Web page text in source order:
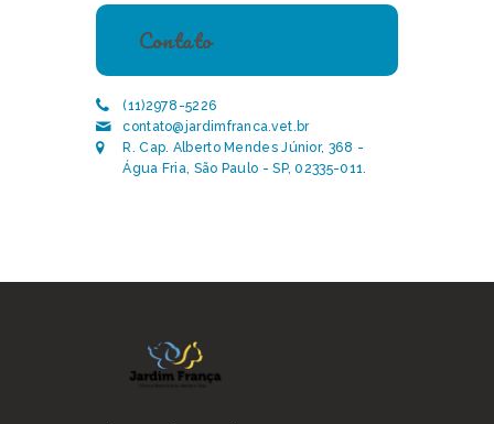
Contato
(11)2978-5226
contato@jardimfranca.vet.br
R. Cap. Alberto Mendes Júnior, 368 -
Água Fria, São Paulo - SP, 02335-011.